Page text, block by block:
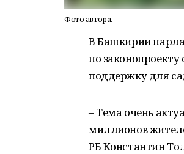
Фото автора.
В Башкирии
по
поддержку для
– Тема очень
миллионов
РБ Константин